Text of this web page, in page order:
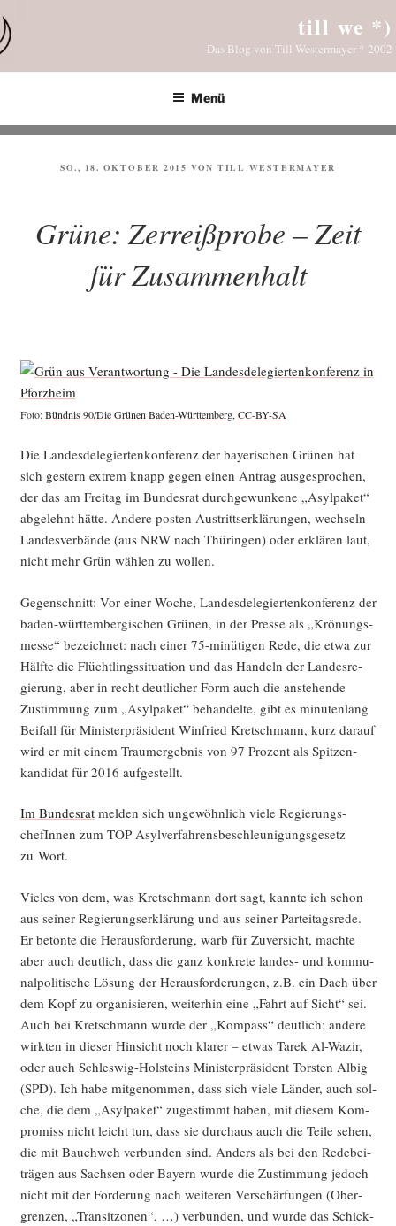
Inhalt
springen
till we *)
Das Blog von Till Westermayer * 2002
Menü
VERÖFFENTLICHT
SO., 18. OKTOBER 2015 VON TILL WESTERMAYER
Grüne: Zerreißprobe – Zeit
für Zusammenhalt
Foto:Bünd­nis 90/Die Grü­nen Baden-Würt­tem­berg, CC-BY-SA
Die Lan­des­de­le­gier­ten­kon­fe­renz der baye­ri­schen Grü­nen hat
sich ges­tern extrem knapp gegen einen Antrag aus­ge­spro­chen,
der das am Frei­tag im Bun­des­rat durch­ge­wun­ke­ne „Asyl­pa­ket“
abge­lehnt hät­te. Ande­re pos­ten Aus­tritts­er­klä­run­gen, wech­seln
Lan­des­ver­bän­de (aus NRW nach Thü­rin­gen) oder erklä­ren laut,
nicht mehr Grün wäh­len zu wollen.
Gegen­schnitt: Vor einer Woche, Lan­des­de­le­gier­ten­kon­fe­renz der
baden-würt­tem­ber­gi­schen Grü­nen, in der Pres­se als „Krö­nungs­
mes­se“ bezeich­net: nach einer 75-minü­ti­gen Rede, die etwa zur
Hälf­te die Flücht­lings­si­tua­ti­on und das Han­deln der Lan­des­re­
gie­rung, aber in recht deut­li­cher Form auch die anste­hen­de
Zustim­mung zum „Asyl­pa­ket“ behan­del­te, gibt es minu­ten­lang
Bei­fall für Minis­ter­prä­si­dent Win­fried Kret­sch­mann, kurz dar­auf
wird er mit einem Traum­er­geb­nis von 97 Pro­zent als Spit­zen­
kan­di­dat für 2016 aufgestellt.
Im Bun­des­ratmel­den sich unge­wöhn­lich vie­le Regie­rungs­
chefIn­nen zum TOP Asyl­ver­fah­rens­be­schleu­ni­gungs­ge­setz
zu Wort.
Vie­les von dem, was Kret­sch­mann dort sagt, kann­te ich schon
aus sei­ner Regie­rungs­er­klä­rung und aus sei­ner Par­tei­tags­re­de.
Er beton­te die Her­aus­for­de­rung, warb für Zuver­sicht, mach­te
aber auch deut­lich, dass die ganz kon­kre­te lan­des- und kom­mu­
nal­po­li­ti­sche Lösung der Her­aus­for­de­run­gen, z.B. ein Dach über
dem Kopf zu orga­ni­sie­ren, wei­ter­hin eine „Fahrt auf Sicht“ sei.
Auch bei Kret­sch­mann wur­de der „Kom­pass“ deut­lich; ande­re
wirk­ten in die­ser Hin­sicht noch kla­rer – etwas Tarek Al-Wazir,
oder auch Schles­wig-Hol­steins Minis­ter­prä­si­dent Tors­ten Albig
(SPD). Ich habe mit­ge­nom­men, dass sich vie­le Län­der, auch sol­
che, die dem „Asyl­pa­ket“ zuge­stimmt haben, mit die­sem Kom­
pro­miss nicht leicht tun, dass sie durch­aus auch die Tei­le sehen,
die mit Bauch­weh ver­bun­den sind. Anders als bei den Rede­bei­
trä­gen aus Sach­sen oder Bay­ern wur­de die Zustim­mung jedoch
nicht mit der For­de­rung nach wei­te­ren Ver­schär­fun­gen (Ober­
gren­zen, „Tran­sit­zo­nen“, …) ver­bun­den, und wur­de das Schick­